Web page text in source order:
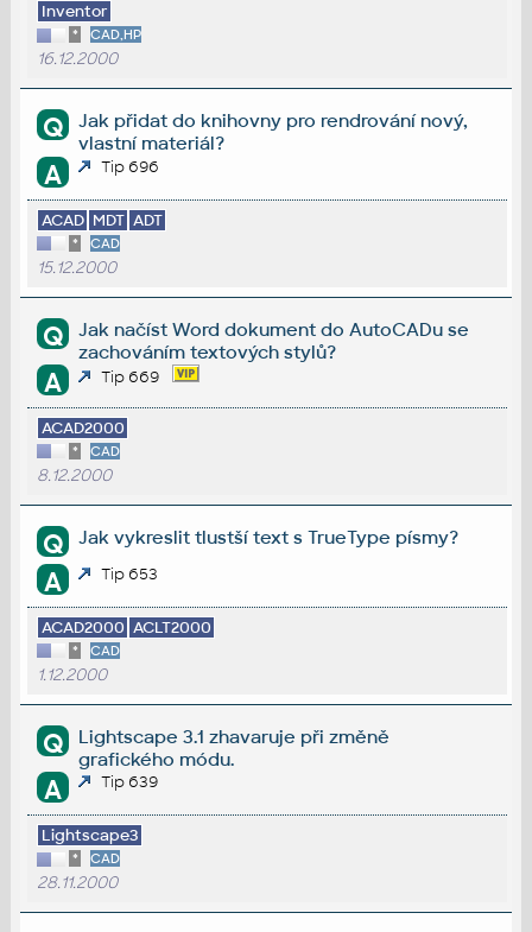
Inventor
* CAD,HP
16.12.2000
Q
Jak přidat do knihovny pro rendrování nový,
vlastní materiál?
A Tip 696
ACAD MDT ADT
* CAD
15.12.2000
Q
Jak načíst Word dokument do AutoCADu se
zachováním textových stylů?
A Tip 669
ACAD2000
* CAD
8.12.2000
Q Jak vykreslit tlustší text s TrueType písmy?
A Tip 653
ACAD2000 ACLT2000
* CAD
1.12.2000
Q
Lightscape 3.1 zhavaruje při změně
grafického módu.
A Tip 639
Lightscape3
* CAD
28.11.2000